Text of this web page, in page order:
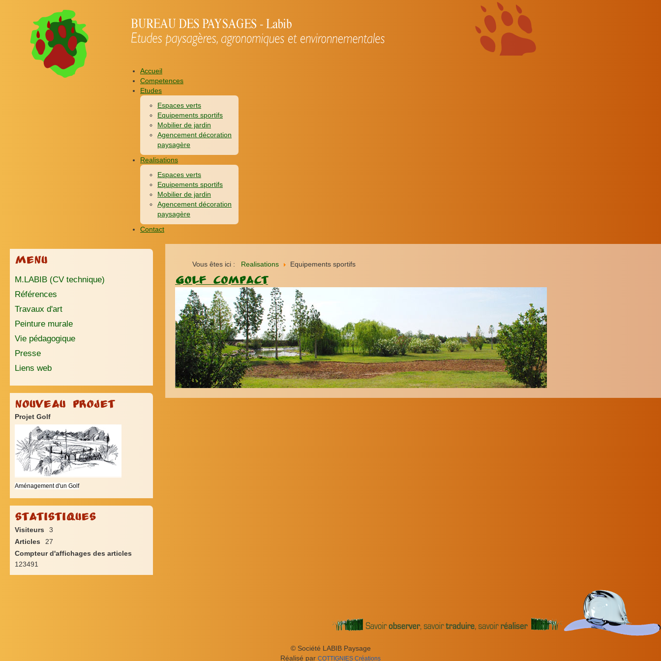
Accueil
Competences
Etudes
Espaces verts
Equipements sportifs
Mobilier de jardin
Agencement décoration
paysagère
Realisations
Espaces verts
Equipements sportifs
Mobilier de jardin
Agencement décoration
paysagère
Contact
Menu
M.LABIB (CV technique)
Références
Travaux d'art
Peinture murale
Vie pédagogique
Presse
Liens web
Nouveau Projet
Projet Golf
Aménagement d'un Golf
Statistiques
Visiteurs
3
Articles
27
Compteur d'affichages des articles
123491
Vous êtes ici : Realisations Equipements sportifs
GOLF COMPACT
© Société LABIB Paysage
Réal­isé par COT­TIG­NIES Créations